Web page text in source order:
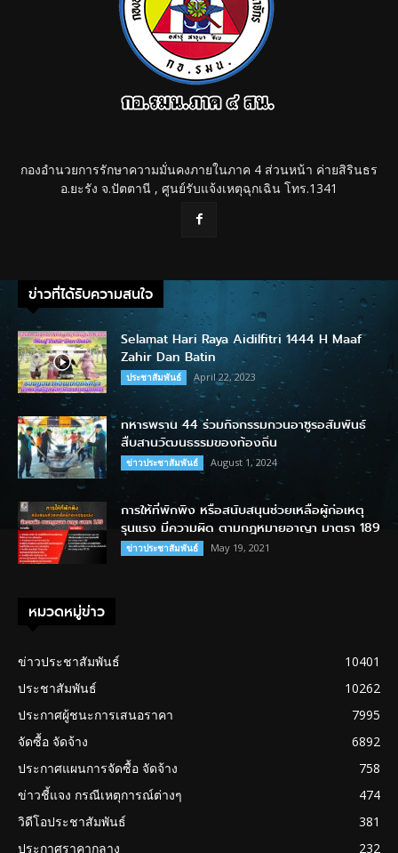
กองอำนวยการรักษาความมั่นคงภายในภาค 4 ส่วนหน้า ค่ายสิรินธร
อ.ยะรัง จ.ปัตตานี , ศูนย์รับแจ้งเหตุฉุกเฉิน โทร.1341
ข่าวที่ได้รับความสนใจ
Selamat Hari Raya Aidilfitri 1444 H Maaf
Zahir Dan Batin
ประชาสัมพันธ์ April 22, 2023
ทหารพราน 44 ร่วมกิจกรรมกวนอาซูรอสัมพันธ์
สืบสานวัฒนธรรมของท้องถิ่น
ข่าวประชาสัมพันธ์ August 1, 2024
การให้ที่พักพิง หรือสนับสนุนช่วยเหลือผู้ก่อเหตุ
รุนแรง มีความผิด ตามกฎหมายอาญา มาตรา 189
ข่าวประชาสัมพันธ์ May 19, 2021
หมวดหมู่ข่าว
ข่าวประชาสัมพันธ์
10401
ประชาสัมพันธ์
10262
ประกาศผู้ชนะการเสนอราคา
7995
จัดซื้อ จัดจ้าง
6892
ประกาศแผนการจัดซื้อ จัดจ้าง
758
ข่าวชี้แจง กรณีเหตุการณ์ต่างๆ
474
วิดีโอประชาสัมพันธ์
381
ประกาศราคากลาง
232